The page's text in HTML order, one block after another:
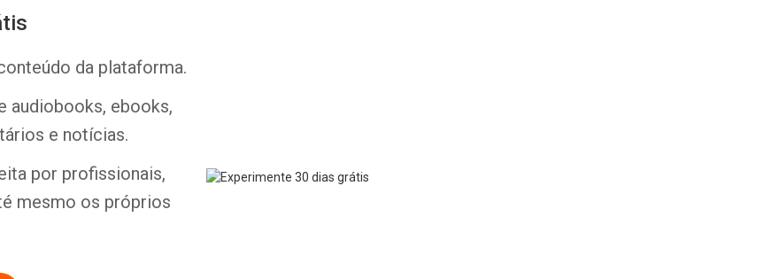
da plataforma.
audiobooks, ebooks,
e notícias.
por profissionais,
mesmo os próprios